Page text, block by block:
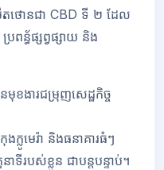
នជា CBD ទី ២ ដែល
រពន្ធ័ផ្សព្វផ្សាយ និង
ងារជម្រុញសេដ្ឋកិច្ច
មេរ៉ា និងធនាគារធំៗ
ទីរបស់ខ្លួន ជាបន្តបន្ទាប់។